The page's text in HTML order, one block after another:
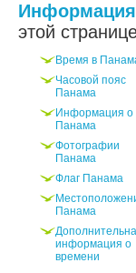
Информация
этой
Время в
Часовой пояс
Панама
Информация о
Панама
Фотографии
Панама
Флаг Панама
Панама
информация о
времени